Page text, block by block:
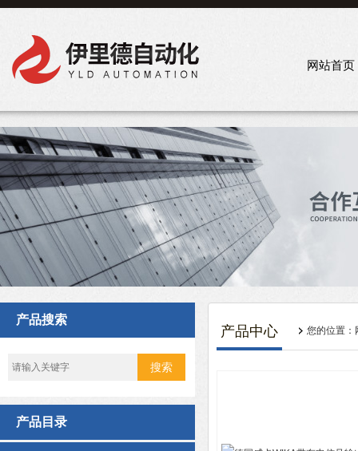
网站首页
产品搜索
产品目录
产品中心 您的位置：